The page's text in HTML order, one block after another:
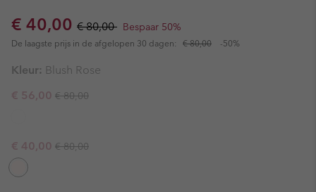
Sale price:
€ 40,00 Regular price:
€ 80,00 Bespaar 50%
De laagste prijs in de afgelopen 30 dagen: € 80,00 -50%
Kleur: Blush Rose
Sale price:
€ 56,00 Regular price:
€ 80,00
Sale price:
€ 40,00 Regular price:
€ 80,00